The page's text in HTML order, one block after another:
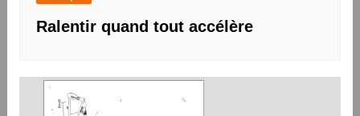
Ralentir quand tout accélère